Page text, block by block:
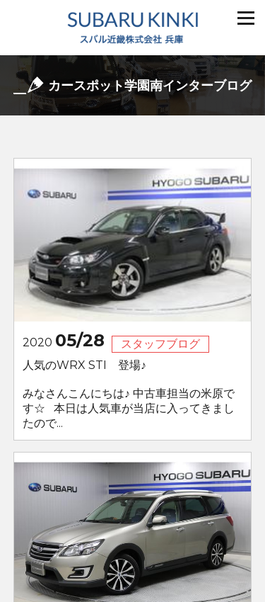
カースポット学園南インターブログ
2020 05/28
スタッフブログ
人気のWRX STI 登場♪
みなさんこんにちは♪ 中古車担当の米原で
す☆ 本日は人気車が当店に入ってきまし
たので...